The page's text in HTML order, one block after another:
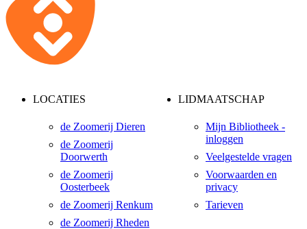
LOCATIES
de Zoomerij Dieren
de Zoomerij
Doorwerth
de Zoomerij
Oosterbeek
de Zoomerij Renkum
de Zoomerij Rheden
LIDMAATSCHAP
Mijn Bibliotheek -
inloggen
Veelgestelde vragen
Voorwaarden en
privacy
Tarieven